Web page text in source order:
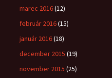
marec 2016(12)
február 2016(15)
január 2016(18)
december 2015 (19)
november 2015 (25)